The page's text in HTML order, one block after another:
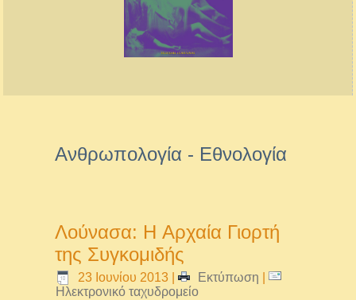
Ανθρωπολογία - Εθνολογία
Λούνασα: Η Aρχαία Γιορτή
της Συγκομιδής
23 Ιουνίου 2013 | Εκτύπωση
|
Ηλεκτρονικό ταχυδρομείο